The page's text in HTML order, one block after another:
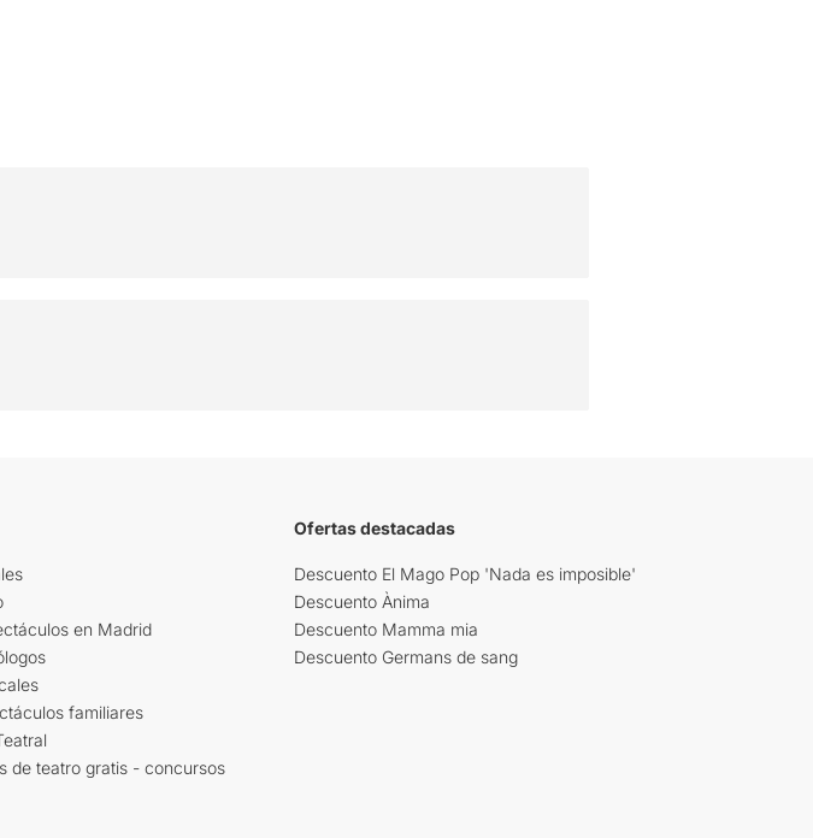
en Madrid
familiares
de teatro gratis - concursos
Ofertas destacadas
Descuento El Mago Pop 'Nada es imposible'
Descuento Ànima
Descuento Mamma mia
Descuento Germans de sang